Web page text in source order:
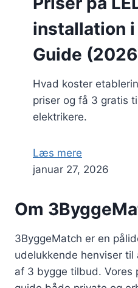
installation i
Guide
Hvad koster
priser og få 3 gratis
elektrikere.
Læs mere
januar 27, 2026
Om
3ByggeMatch er en
udelukkende henviser
af 3 bygge tilbud.